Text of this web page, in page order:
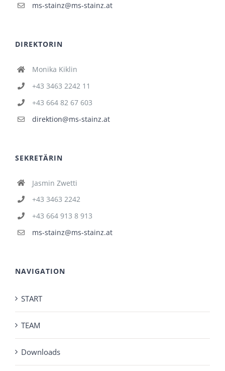
ms-stainz@ms-stainz.at
DIREKTORIN
Monika Kiklin
+43 3463 2242 11
+43 664 82 67 603
direktion@ms-stainz.at
SEKRETÄRIN
Jasmin Zwetti
+43 3463 2242
+43 664 913 8 913
ms-stainz@ms-stainz.at
NAVIGATION
START
TEAM
Downloads